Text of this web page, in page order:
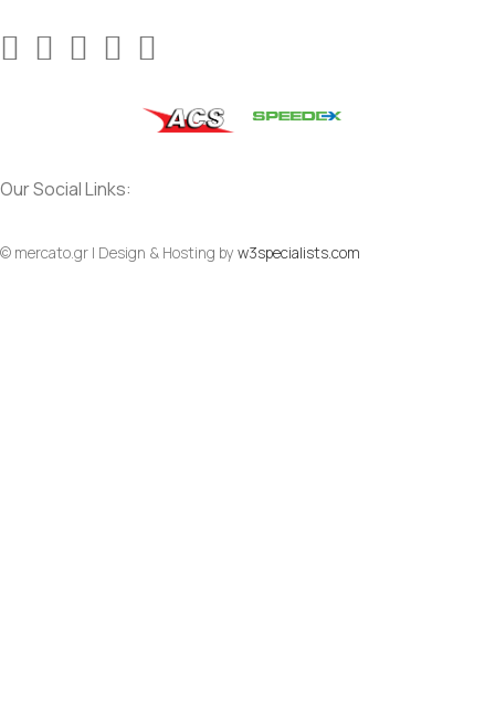
Our Social Links:
© mercato.gr | Design & Hosting by w3specialists.com